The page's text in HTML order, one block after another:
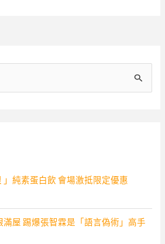
」純素蛋白飲 會場激抵限定優惠
屋 踢爆張智霖是「語言偽術」高手